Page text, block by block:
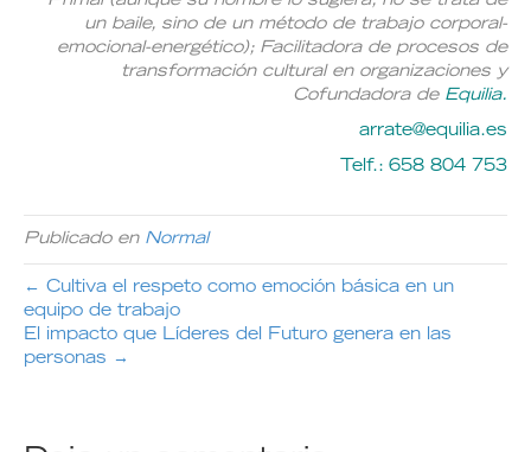
un baile, sino de un método de trabajo corporal-
emocional-energético); Facilitadora de procesos de
transformación cultural en organizaciones y
Cofundadora de Equilia.
arrate@equilia.es
Telf.: 658 804 753
Publicado en Normal
← Cultiva el respeto como emoción básica en un
equipo de trabajo
El impacto que Líderes del Futuro genera en las
personas →